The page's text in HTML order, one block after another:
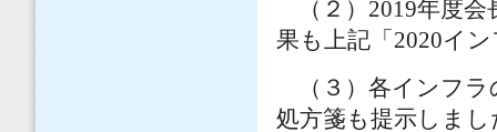
（２）2019年度会
果も上記「2020イ
（３）各インフラ
処方箋も提示しまし